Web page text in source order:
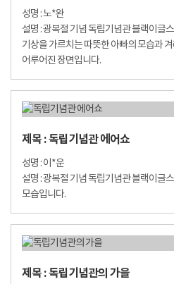
성명 : 노*완
설명 : 광복절 기념 독립기념관 블랙이글
기상을 가르치는 따뜻한 아빠의 모습과
어루어진 장면입니다.
제목 : 독립기념관 에어쇼
성명 : 이*운
설명 : 광복절 기념 독립기념관 블랙이글
모습입니다.
제목 : 독립기념관의 가을